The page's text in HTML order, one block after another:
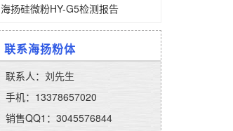
海扬硅微粉HY-G5检测报告
联系海扬粉体
联系人：刘先生
手机：13378657020
销售QQ1：3045576844